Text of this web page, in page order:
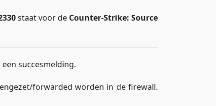
staat voor de Counter-Strike: Source
succesmelding.
forwarded worden in de firewall.